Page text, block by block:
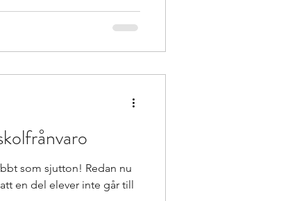
Bok
som sjutton! Redan nu
en del elever inte går till